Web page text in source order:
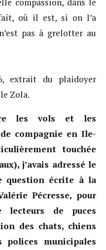
où il est, si on l’a
pas à grelotter au
extrait du plaidoyer
Zola.
les vols et les
compagnie en Ile-
touchée
j’avais adressé le
question écrite à la
Pécresse, pour
lecteurs de puces
des chats, chiens
municipales